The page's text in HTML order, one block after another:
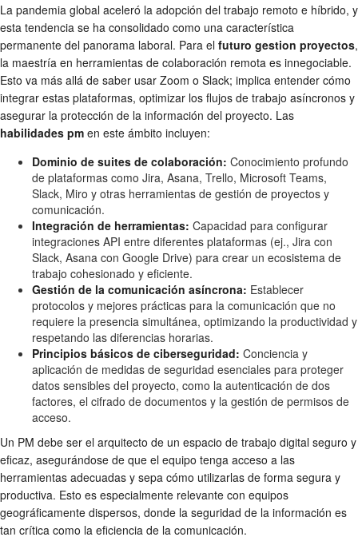
La pandemia global aceleró la adopción del trabajo remoto e híbrido, y
esta tendencia se ha consolidado como una característica
permanente del panorama laboral. Para el futuro gestion proyectos,
la maestría en herramientas de colaboración remota es innegociable.
Esto va más allá de saber usar Zoom o Slack; implica entender cómo
integrar estas plataformas, optimizar los flujos de trabajo asíncronos y
asegurar la protección de la información del proyecto. Las
habilidades pm en este ámbito incluyen:
Dominio de suites de colaboración: Conocimiento profundo
de plataformas como Jira, Asana, Trello, Microsoft Teams,
Slack, Miro y otras herramientas de gestión de proyectos y
comunicación.
Integración de herramientas: Capacidad para configurar
integraciones API entre diferentes plataformas (ej., Jira con
Slack, Asana con Google Drive) para crear un ecosistema de
trabajo cohesionado y eficiente.
Gestión de la comunicación asíncrona: Establecer
protocolos y mejores prácticas para la comunicación que no
requiere la presencia simultánea, optimizando la productividad y
respetando las diferencias horarias.
Principios básicos de ciberseguridad: Conciencia y
aplicación de medidas de seguridad esenciales para proteger
datos sensibles del proyecto, como la autenticación de dos
factores, el cifrado de documentos y la gestión de permisos de
acceso.
Un PM debe ser el arquitecto de un espacio de trabajo digital seguro y
eficaz, asegurándose de que el equipo tenga acceso a las
herramientas adecuadas y sepa cómo utilizarlas de forma segura y
productiva. Esto es especialmente relevante con equipos
geográficamente dispersos, donde la seguridad de la información es
tan crítica como la eficiencia de la comunicación.